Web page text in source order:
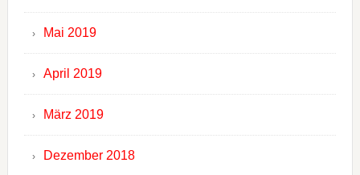
Mai 2019
April 2019
März 2019
Dezember 2018